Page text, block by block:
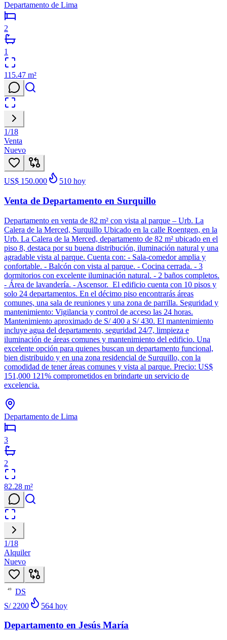
Departamento de Lima
2
1
115.47 m²
1/18
Venta
Nuevo
US$ 150.000 510 hoy
Venta de Departamento en Surquillo
Departamento en venta de 82 m² con vista al parque – Urb. La
Calera de la Merced, Surquillo Ubicado en la calle Roentgen, en la
Urb. La Calera de la Merced, departamento de 82 m² ubicado en el
piso 8, destaca por su buena distribución, iluminación natural y una
agradable vista al parque. Cuenta con: - Sala-comedor amplia y
confortable. - Balcón con vista al parque. - Cocina cerrada. - 3
dormitorios con excelente iluminación natural. - 2 baños completos.
- Área de lavandería. - Ascensor. El edificio cuenta con 10 pisos y
solo 24 departamentos. En el décimo piso encontrarás áreas
comunes, una sala de reuniones y una zona de parrilla. Seguridad y
mantenimiento: Vigilancia y control de acceso las 24 horas.
Mantenimiento aproximado de S/ 400 a S/ 430. El mantenimiento
incluye agua del departamento, seguridad 24/7, limpieza e
iluminación de áreas comunes y mantenimiento del edificio. Una
excelente opción para quienes buscan un departamento funcional,
bien distribuido y en una zona residencial de Surquillo, con la
comodidad de tener áreas comunes y vista al parque. Precio: US$
151,000 121% comprometidos en brindarte un servicio de
excelencia.
Departamento de Lima
3
2
82.28 m²
1/18
Alquiler
Nuevo
49
DS
S/ 2200
564 hoy
Departamento en Jesús María